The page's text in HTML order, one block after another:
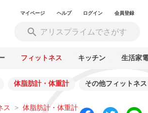
マイページ ヘルプ ログイン 会員登録
フィットネス キッチン 生活家
体脂肪計・体重計 その他フィットネ
ス > 体脂肪計・体重計